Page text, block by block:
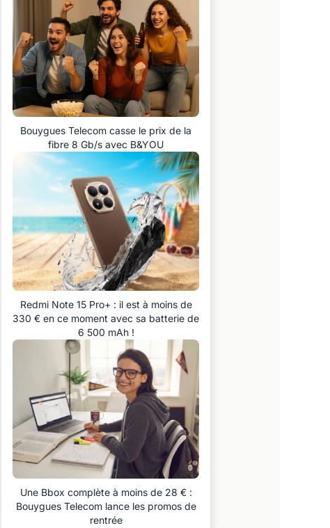
Bouygues Telecom casse le prix de la
fibre 8 Gb/s avec B&YOU
Redmi Note 15 Pro+ : il est à moins de
330 € en ce moment avec sa batterie de
6 500 mAh !
Une Bbox complète à moins de 28 € :
Bouygues Telecom lance les promos de
rentrée